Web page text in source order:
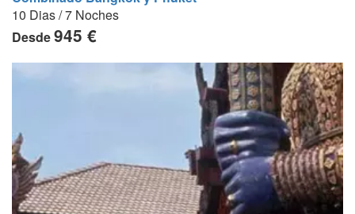
10 Dias / 7 Noches
Desde945 €